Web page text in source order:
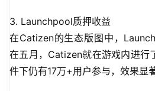
3. Launchpool质押收益
在Catizen的生态版图中，
在五月，Catizen就在游戏内进行
件下仍有17万+用户参与，效果显著